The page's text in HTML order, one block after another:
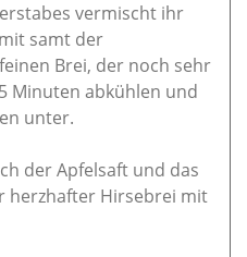
vermischt ihr
samt der
Brei, der noch sehr
Minuten abkühlen und
unter.
der Apfelsaft und das
herzhafter Hirsebrei mit